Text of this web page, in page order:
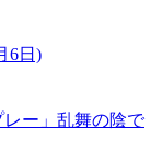
6日)
ー」乱舞の陰で